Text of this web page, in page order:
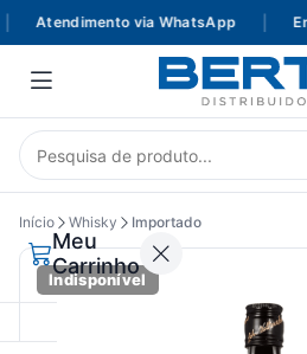
Atendimento via WhatsApp
Meu
Carrinho
Início Whisky Importado
Indisponível